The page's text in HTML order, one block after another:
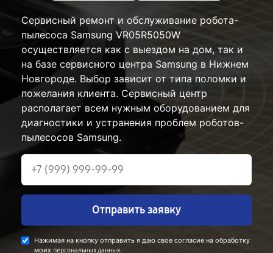
Сервисный ремонт и обслуживание робота-
пылесоса Samsung VR05R5050W
осуществляется как с выездом на дом, так и
на базе сервисного центра Samsung в Нижнем
Новгороде. Выбор зависит от типа поломки и
пожелания клиента. Сервисный центр
располагает всем нужным оборудованием для
диагностики и устранения проблем роботов-
пылесосов Samsung.
Отправить заявку
Нажимая на кнопку отправить я даю свое согласие на обработку
моих персональных данных.